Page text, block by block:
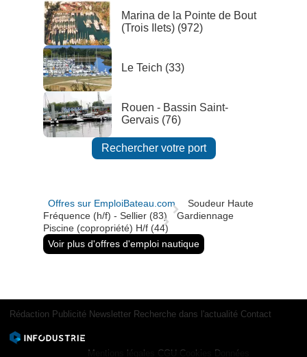
Marina de la Pointe de Bout
(Trois Ilets) (972)
Le Teich (33)
Rouen - Bassin Saint-
Gervais (76)
Rechercher votre port
Offres sur EmploiBateau.com
Soudeur Haute
Fréquence (h/f) - Sellier (83)
Gardiennage
Piscine (copropriété) H/f (44)
Voir plus d'offres d'emploi nautique
Rédaction Publicité Newsletter Recherche dans l'actualité Contact
Mentions légales CGU Cookies Données